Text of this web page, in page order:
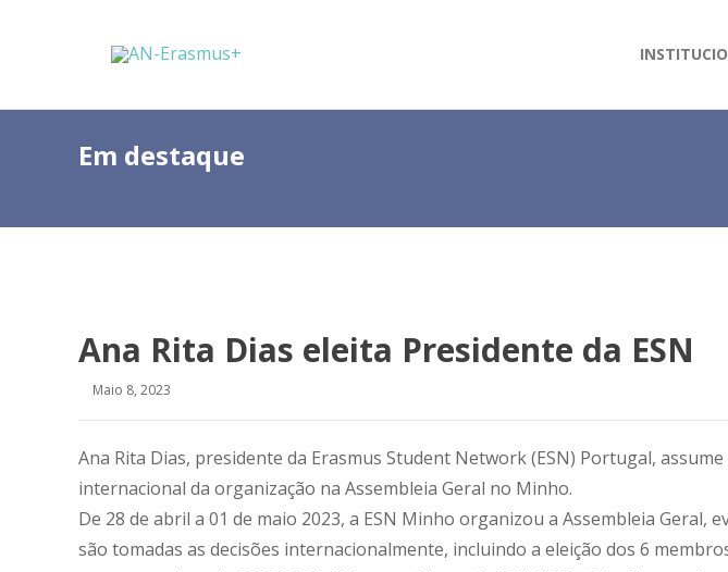
Em destaque
Ana Rita Dias eleita Presidente da ESN
Maio 8, 2023
Ana Rita Dias, presidente da Erasmus Student Network (ESN) Portugal,
internacional da organização na Assembleia Geral no Minho.
De 28 de abril a 01 de maio 2023, a ESN Minho organizou a Assembleia Geral,
são tomadas as decisões internacionalmente, incluindo a eleição dos 6